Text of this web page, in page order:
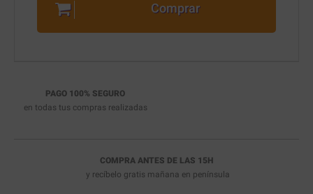
Comprar
PAGO 100% SEGURO
en todas tus compras realizadas
COMPRA ANTES DE LAS 15H
y recíbelo gratis mañana en península